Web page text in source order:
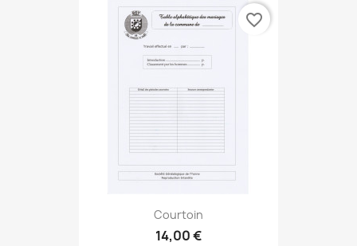
Courtoin
14,00 €
favorite_border